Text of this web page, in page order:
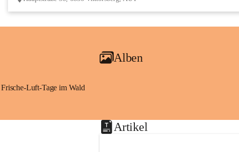
Alben
Frische-Luft-Tage im Wald
Artikel